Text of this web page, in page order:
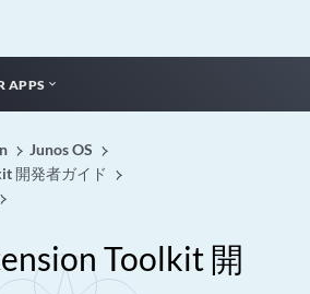
APPS
Junos OS
開発者ガイド
Toolkit 開